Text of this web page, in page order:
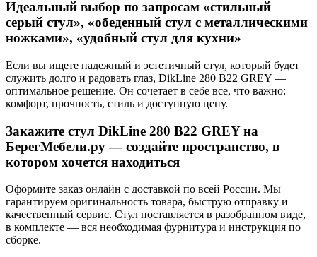
Идеальный выбор по запросам «стильный
серый стул», «обеденный стул с металлическими
ножками», «удобный стул для кухни»
Если вы ищете надежный и эстетичный стул, который будет
служить долго и радовать глаз, DikLine 280 B22 GREY —
оптимальное решение. Он сочетает в себе все, что важно:
комфорт, прочность, стиль и доступную цену.
Закажите стул DikLine 280 B22 GREY на
БерегМебели.ру — создайте пространство, в
котором хочется находиться
Оформите заказ онлайн с доставкой по всей России. Мы
гарантируем оригинальность товара, быструю отправку и
качественный сервис. Стул поставляется в разобранном виде,
в комплекте — вся необходимая фурнитура и инструкция по
сборке.